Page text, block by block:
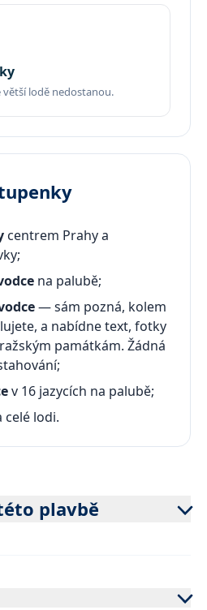
větší lodě nedostanou.
centrem Prahy a
na palubě;
— sám pozná, kolem
a nabídne text, fotky
památkám. Žádná
v 16 jazycích na palubě;
celé lodi.
plavbě